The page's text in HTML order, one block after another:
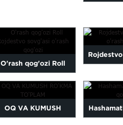
O'rash qog'ozi Roll
Rojdestvo sovg'asi
o'rash qog'ozi
OQ VA KUMUSH